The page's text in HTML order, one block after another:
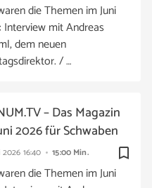
die Themen im Juni
Interview mit Andreas
dem neuen
/ …
bookmark_border
2026 16:40 15:00 Min.
– Das Magazin
2026 für Schwaben
die Themen im Juni